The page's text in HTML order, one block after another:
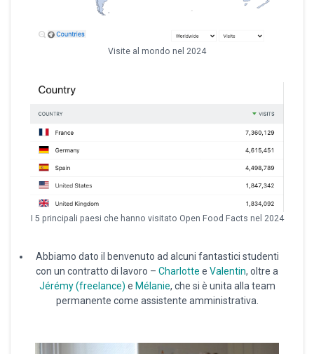
Visite al mondo nel 2024
I 5 principali paesi che hanno visitato Open Food Facts nel 2024
Abbiamo dato il benvenuto ad alcuni fantastici studenti
con un contratto di lavoro – Charlotte e Valentin, oltre a
Jérémy (freelance) e Mélanie, che si è unita alla team
permanente come assistente amministrativa.